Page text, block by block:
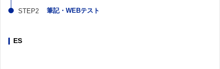
筆記・WEBテスト
ES